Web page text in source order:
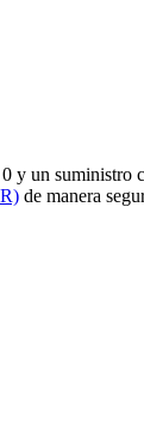
un suministro
de manera